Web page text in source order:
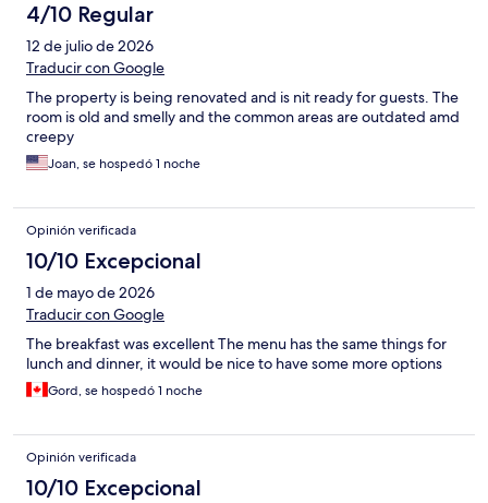
4/10 Regular
12 de julio de 2026
Traducir con Google
The property is being renovated and is nit ready for guests. The
room is old and smelly and the common areas are outdated amd
creepy
Joan, se hospedó 1 noche
Opinión verificada
10/10 Excepcional
1 de mayo de 2026
Traducir con Google
The breakfast was excellent The menu has the same things for
lunch and dinner, it would be nice to have some more options
Gord, se hospedó 1 noche
Opinión verificada
10/10 Excepcional